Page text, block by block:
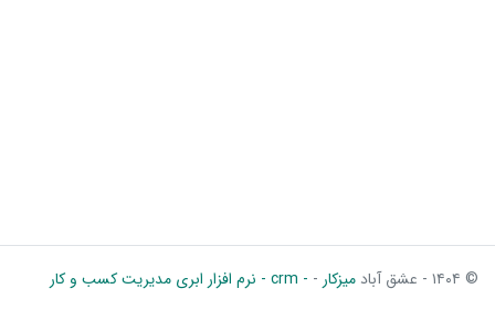
© ۱۴۰۴ - عشق آباد میزکار - - crm - نرم افزار ابری مدیریت کسب و کار